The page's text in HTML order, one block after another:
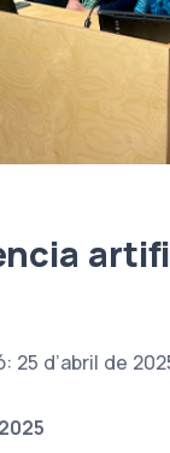
25 d’abril de